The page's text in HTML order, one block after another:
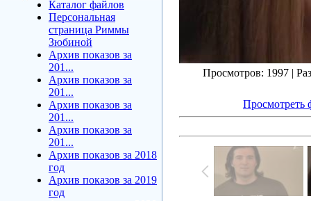
Каталог файлов
Персональная
страница Риммы
Зюбиной
Архив показов за
201...
Архив показов за
201...
Архив показов за
201...
Архив показов за
201...
Архив показов за 2018
год
Архив показов за 2019
год
Просмотров: 1997 |
Просмотреть